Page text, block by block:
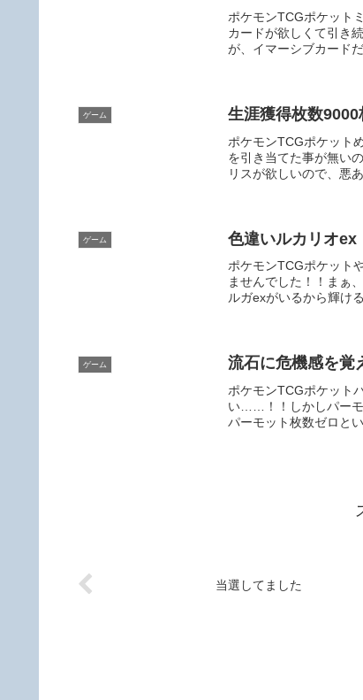
ポケモンTCGポケット
カードが欲しくて引き
が、イマーシブカード
ゲーム 生涯獲得枚数9000
ポケモンTCGポケット
を引き当てた事が無い
リスが欲しいので、悪
ゲーム 色違いルカリオex
ポケモンTCGポケット
ませんでした！！まぁ
ルガexがいるから輝け
ゲーム 流石に危機感を覚
ポケモンTCGポケット
い……！！しかしパーモ
パーモット枚数ゼロと
当選してました